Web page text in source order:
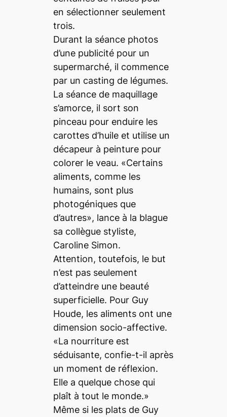
en sélectionner seulement
trois.
Durant la séance photos
d’une publicité pour un
supermarché, il commence
par un casting de légumes.
La séance de maquillage
s’amorce, il sort son
pinceau pour enduire les
carottes d’huile et utilise un
décapeur à peinture pour
colorer le veau. «Certains
aliments, comme les
humains, sont plus
photogéniques que
d’autres», lance à la blague
sa collègue styliste,
Caroline Simon.
Attention, toutefois, le but
n’est pas seulement
d’atteindre une beauté
superficielle. Pour Guy
Houde, les aliments ont une
dimension socio-affective.
«La nourriture est
séduisante, confie-t-il après
un moment de réflexion.
Elle a quelque chose qui
plaît à tout le monde.»
Même si les plats de Guy